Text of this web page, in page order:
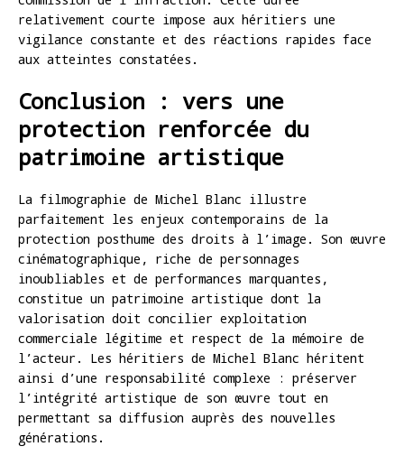
relativement courte impose aux héritiers une
vigilance constante et des réactions rapides face
aux atteintes constatées.
Conclusion : vers une
protection renforcée du
patrimoine artistique
La filmographie de Michel Blanc illustre
parfaitement les enjeux contemporains de la
protection posthume des droits à l’image. Son œuvre
cinématographique, riche de personnages
inoubliables et de performances marquantes,
constitue un patrimoine artistique dont la
valorisation doit concilier exploitation
commerciale légitime et respect de la mémoire de
l’acteur. Les héritiers de Michel Blanc héritent
ainsi d’une responsabilité complexe : préserver
l’intégrité artistique de son œuvre tout en
permettant sa diffusion auprès des nouvelles
générations.